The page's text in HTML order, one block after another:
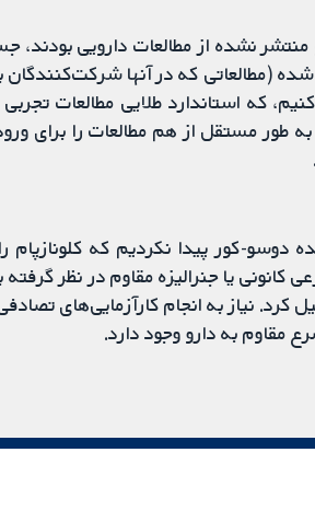
نشده از مطالعات دارویی بودند،
(مطالعاتی که در آنها
که استاندارد طلایی مطالعات
مستقل از هم مطالعات را برای
دوسو-کور پیدا نکردیم که کلونازپام
یا جنرالیزه مقاوم در نظر گرفته
کرد. نیاز به انجام کارآزمایی‌های
مقاوم به دارو وجود دارد.